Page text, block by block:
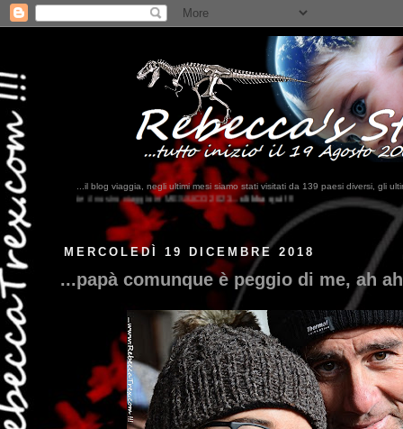
...il blog viaggia, negli ultimi mesi siamo stati visitati da 139 paesi diversi, gli
MESSICO 2023...clikka qui !!!
MERCOLEDÌ 19 DICEMBRE 2018
...papà comunque è peggio di me, ah